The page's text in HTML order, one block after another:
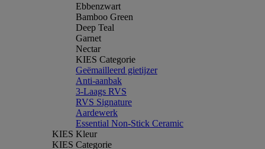
Ebbenzwart
Bamboo Green
Deep Teal
Garnet
Nectar
KIES Categorie
Geëmailleerd gietijzer
Anti-aanbak
3-Laags RVS
RVS Signature
Aardewerk
Essential Non-Stick Ceramic
KIES Kleur
KIES Categorie